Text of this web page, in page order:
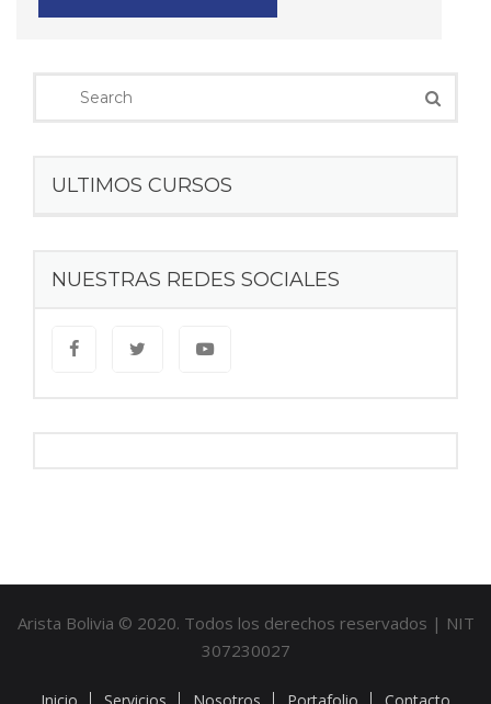
ULTIMOS CURSOS
NUESTRAS REDES SOCIALES
Arista Bolivia © 2020. Todos los derechos reservados | NIT
307230027